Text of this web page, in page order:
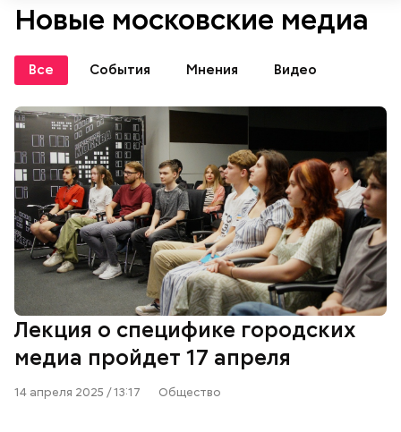
Новые московские медиа
Все События Мнения Видео
Лекция о специфике городских
медиа пройдет 17 апреля
14 апреля 2025 / 13:17 Общество